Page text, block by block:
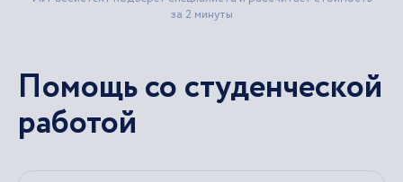
Помощь со студенческой
работой